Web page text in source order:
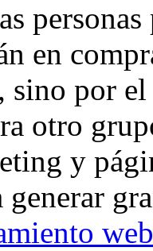
en
sino por
otro
y
generar